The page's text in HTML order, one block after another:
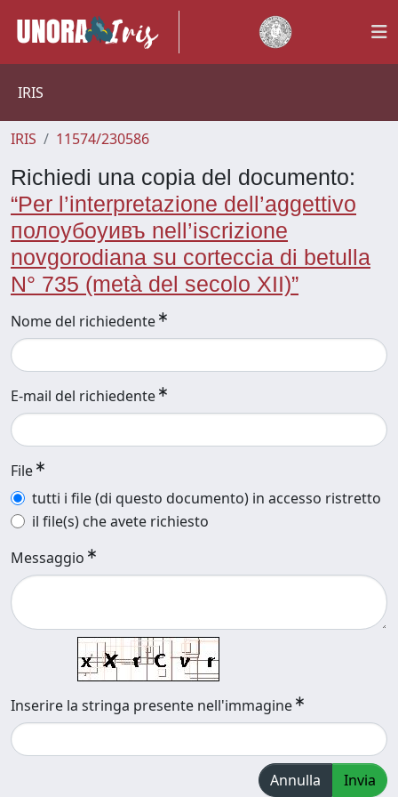
IRIS
IRIS 11574/230586
Richiedi una copia del documento:
“Per l’interpretazione dell’aggettivo
полоубоуивъ nell’iscrizione
novgorodiana su corteccia di betulla
N° 735 (metà del secolo XII)”
Nome del richiedente
E-mail del richiedente
File
tutti i file (di questo documento) in accesso ristretto
il file(s) che avete richiesto
Messaggio
Inserire la stringa presente nell'immagine
Annulla Invia